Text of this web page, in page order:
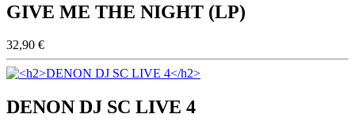
GIVE ME THE NIGHT (LP)
32,90 €
DENON DJ SC LIVE 4